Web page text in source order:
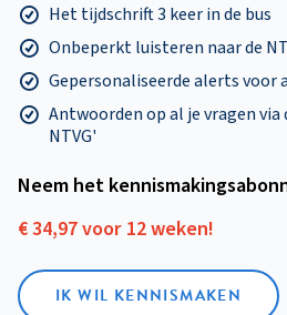
Het tijdschrift 3 keer in de bus
Onbeperkt luisteren naar de
Gepersonaliseerde alerts voor
Antwoorden op al je vragen
NTVG'
Neem het
€ 34,97 voor 12 weken!
IK WIL KENNISMAKEN